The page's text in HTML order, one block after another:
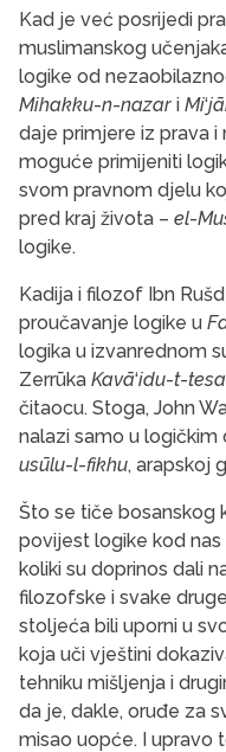
Kad je već posrijedi
muslimanskog
logike od
Mihakku-n-nazar i Mi‘
daje primjere iz prava
moguće primijeniti
svom pravnom djelu
pred kraj života – el-
logike.
Kadija i filozof Ibn
proučavanje logike u
logika u izvanrednom
Zerrūka Kavā‘idu-t-
čitaocu. Stoga, John
nalazi samo u
usūlu-l-fikhu, arapskoj
Što se tiče bosanskog
povijest logike kod
koliki su doprinos dali
filozofske i svake
stoljeća bili uporni u
koja uči vještini
tehniku mišljenja i
da je, dakle, oruđe za
misao uopće. I